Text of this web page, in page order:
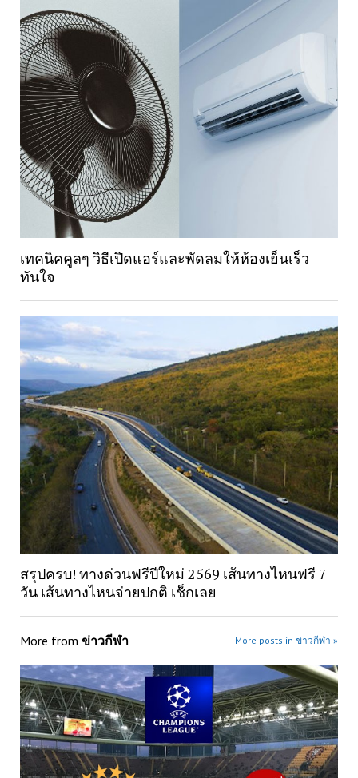
เทคนิคคูลๆ วิธีเปิดแอร์และพัดลมให้ห้องเย็นเร็ว
ทันใจ
สรุปครบ! ทางด่วนฟรีปีใหม่ 2569 เส้นทางไหนฟรี 7
วัน เส้นทางไหนจ่ายปกติ เช็กเลย
More from ข่าวกีฬา More posts in ข่าวกีฬา »